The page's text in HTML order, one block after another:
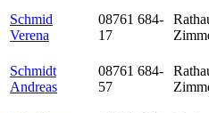
Schmid
Verena
08761 684-
17
Schmidt
Andreas
08761 684-
57